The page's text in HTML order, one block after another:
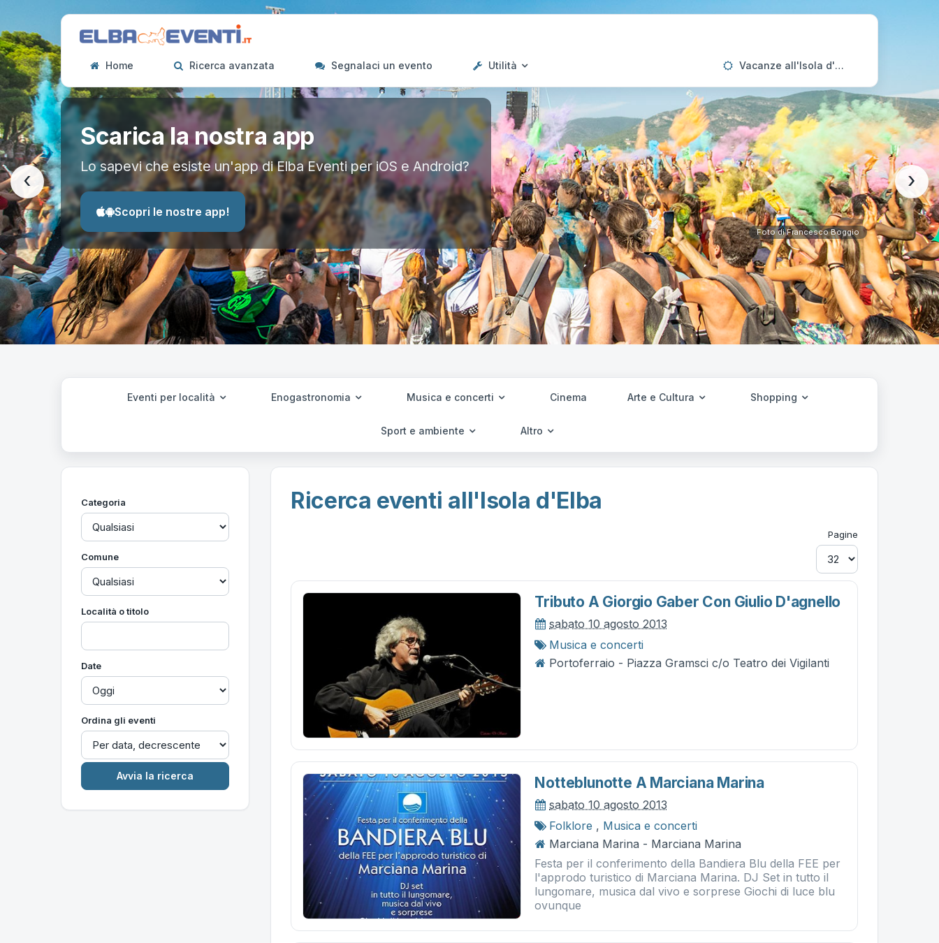
Home Ricerca avanzata Segnalaci un evento Utilità Vacanze all'Isola d'Elba
Scarica la nostra app
Lo sapevi che esiste un'app di Elba Eventi per iOS e Android?
Scopri le nostre app!
Foto di Francesco Boggio
‹ ›
Eventi per località Enogastronomia Musica e concerti Cinema Arte e Cultura Shopping
Sport e ambiente Altro
Categoria
Comune
Località o titolo
Date
Ordina gli eventi
Ricerca eventi all'Isola d'Elba
Pagine
Tributo A Giorgio Gaber Con Giulio D'agnello
sabato 10 agosto 2013
Musica e concerti
Portoferraio - Piazza Gramsci c/o Teatro dei Vigilanti
Notteblunotte A Marciana Marina
sabato 10 agosto 2013
Folklore , Musica e concerti
Marciana Marina - Marciana Marina
Festa per il conferimento della Bandiera Blu della FEE per
l'approdo turistico di Marciana Marina. DJ Set in tutto il
lungomare, musica dal vivo e sorprese Giochi di luce blu
ovunque